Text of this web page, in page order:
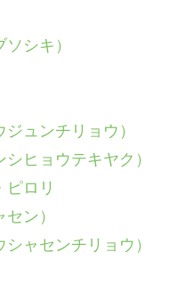
シキ）
ュンチリョウ）
ヒョウテキヤク）
ピロリ
ン）
ャセンチリョウ）